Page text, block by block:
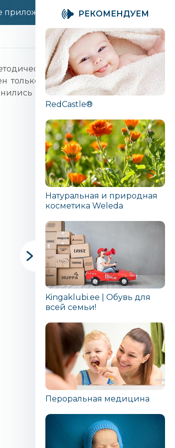
приложение "Друг медвежонок"
инструментом, который
только в детских садах и школах,
к программе из Союза НПО
PЕКОМЕНДУЕМ
RedCastle®
Натуральная и природная
косметика Weleda
Kingaklubi.ee | Обувь для
всей семьи!
Пероральная медицина